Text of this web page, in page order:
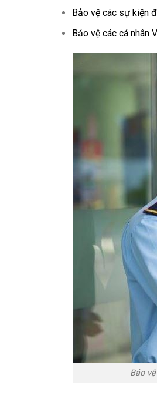
Bảo vệ các sự kiện
Bảo vệ các cá nhân
Bảo